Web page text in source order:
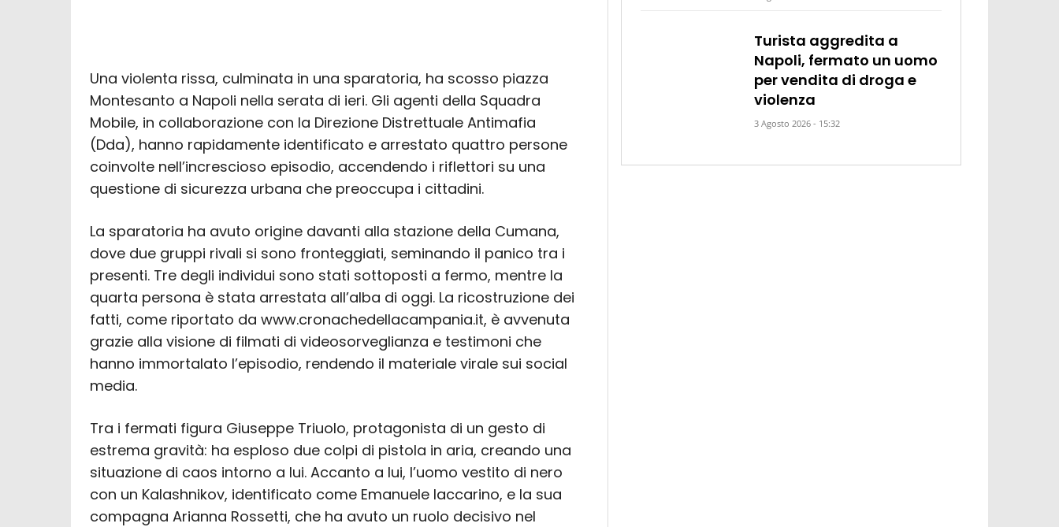
Turista aggredita a
Napoli, fermato un uomo
per vendita di droga e
violenza
3 Agosto 2026 - 15:32
Una violenta rissa, culminata in una sparatoria, ha scosso piazza
Montesanto a Napoli nella serata di ieri. Gli agenti della Squadra
Mobile, in collaborazione con la Direzione Distrettuale Antimafia
(Dda), hanno rapidamente identificato e arrestato quattro persone
coinvolte nell’increscioso episodio, accendendo i riflettori su una
questione di sicurezza urbana che preoccupa i cittadini.
La sparatoria ha avuto origine davanti alla stazione della Cumana,
dove due gruppi rivali si sono fronteggiati, seminando il panico tra i
presenti. Tre degli individui sono stati sottoposti a fermo, mentre la
quarta persona è stata arrestata all’alba di oggi. La ricostruzione dei
fatti, come riportato da www.cronachedellacampania.it, è avvenuta
grazie alla visione di filmati di videosorveglianza e testimoni che
hanno immortalato l’episodio, rendendo il materiale virale sui social
media.
Tra i fermati figura Giuseppe Triuolo, protagonista di un gesto di
estrema gravità: ha esploso due colpi di pistola in aria, creando una
situazione di caos intorno a lui. Accanto a lui, l’uomo vestito di nero
con un Kalashnikov, identificato come Emanuele Iaccarino, e la sua
compagna Arianna Rossetti, che ha avuto un ruolo decisivo nel